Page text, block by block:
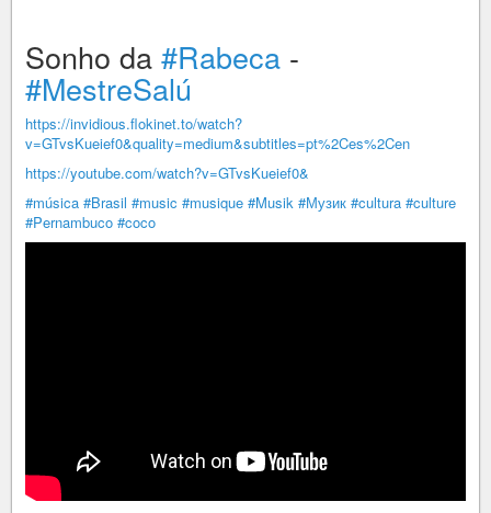
Sonho da #Rabeca -
#MestreSalú
https://invidious.flokinet.to/watch?
v=GTvsKueief0&quality=medium&subtitles=pt%2Ces%2Cen
https://youtube.com/watch?v=GTvsKueief0&
#música #Brasil #music #musique #Musik #Музик #cultura #culture
#Pernambuco #coco